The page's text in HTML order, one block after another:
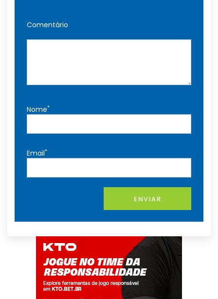
Comentário
Nome*
Email*
ENVIAR